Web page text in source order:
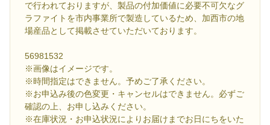
で行われておりますが、製品の付加価値に必要不可欠なグ
ラファイトを市内事業所で製造しているため、加西市の地
場産品として掲載させていただいております。
56981532
※画像はイメージです。
※時間指定はできません。予めご了承ください。
※お申込み後の色変更・キャンセルはできません。必ずご
確認の上、お申し込みください。
※在庫状況・お申込状況によりお届けまでお日にちをいた